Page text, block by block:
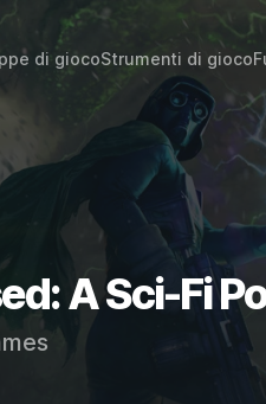
di giocoStrumenti di gioco
A Sci-Fi